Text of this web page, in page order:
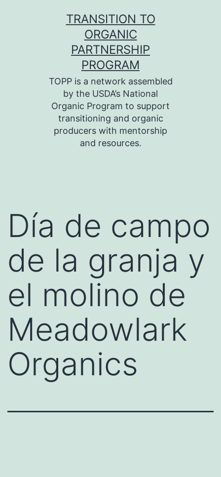
TRANSITION TO
ORGANIC
PARTNERSHIP
PROGRAM
TOPP is a network assembled
by the USDA’s National
Organic Program to support
transitioning and organic
producers with mentorship
and resources.
Día de campo
de la granja y
el molino de
Meadowlark
Organics